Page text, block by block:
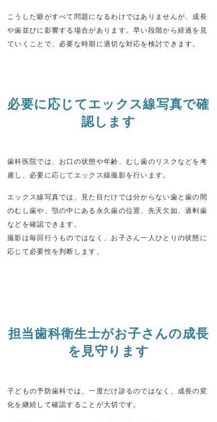
こうした癖がすべて問題になるわけではありませんが、成長
や歯並びに影響する場合があります。早い段階から経過を見
ていくことで、必要な時期に適切な対応を検討できます。
必要に応じてエックス線写真で確
認します
歯科医院では、お口の状態や年齢、むし歯のリスクなどを考
慮し、必要に応じてエックス線撮影を行います。
エックス線写真では、見た目だけでは分からない歯と歯の間
のむし歯や、顎の中にある永久歯の位置、先天欠如、過剰歯
などを確認できます。
撮影は毎回行うものではなく、お子さん一人ひとりの状態に
応じて必要性を判断します。
担当歯科衛生士がお子さんの成長
を見守ります
子どもの予防歯科では、一度だけ診るのではなく、成長の変
化を継続して確認することが大切です。